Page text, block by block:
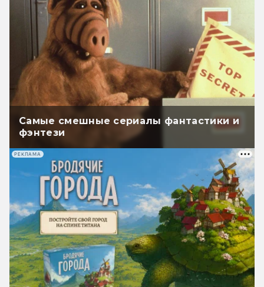
Самые смешные сериалы фантастики и
фэнтези
РЕКЛАМА